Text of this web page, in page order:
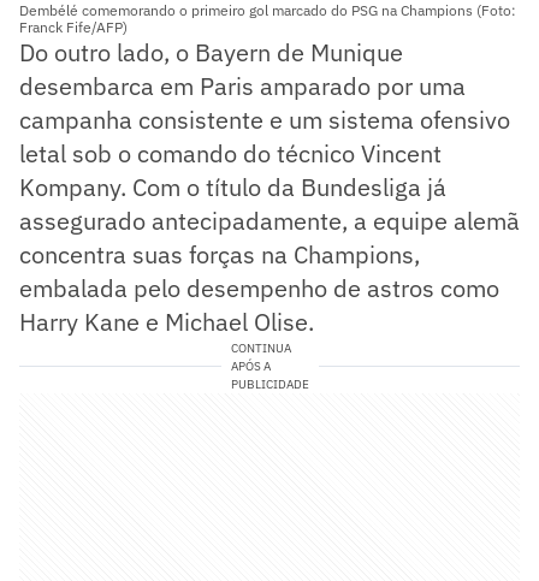
Dembélé comemorando o primeiro gol marcado do PSG na Champions (Foto:
Franck Fife/AFP)
Do outro lado, o Bayern de Munique
desembarca em Paris amparado por uma
campanha consistente e um sistema ofensivo
letal sob o comando do técnico Vincent
Kompany. Com o título da Bundesliga já
assegurado antecipadamente, a equipe alemã
concentra suas forças na Champions,
embalada pelo desempenho de astros como
Harry Kane e Michael Olise.
CONTINUA
APÓS A
PUBLICIDADE